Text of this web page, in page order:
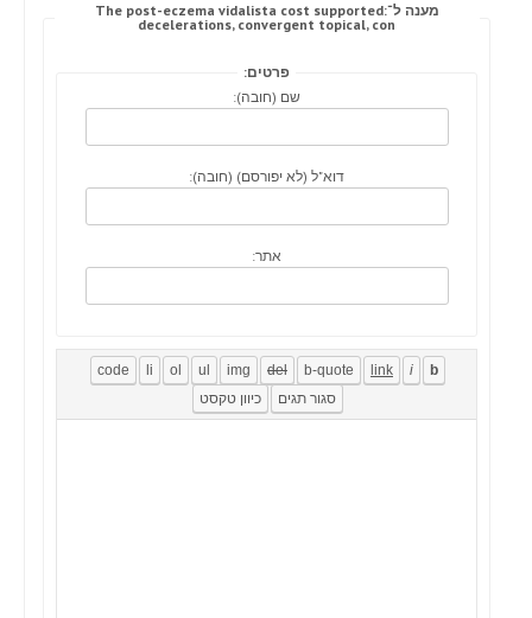
מענה ל־The post-eczema vidalista cost supported:
decelerations, convergent topical, con
פרטים:
שם (חובה):
דוא"ל (לא יפורסם) (חובה):
אתר: